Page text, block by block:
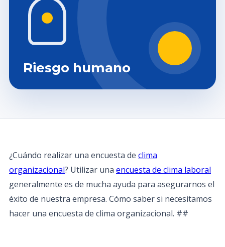
Riesgo humano
¿Cuándo realizar una encuesta de clima
organizacional? Utilizar una encuesta de clima laboral
generalmente es de mucha ayuda para asegurarnos el
éxito de nuestra empresa. Cómo saber si necesitamos
hacer una encuesta de clima organizacional. ##